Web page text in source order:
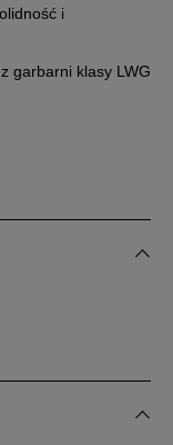
i
garbarni klasy LWG